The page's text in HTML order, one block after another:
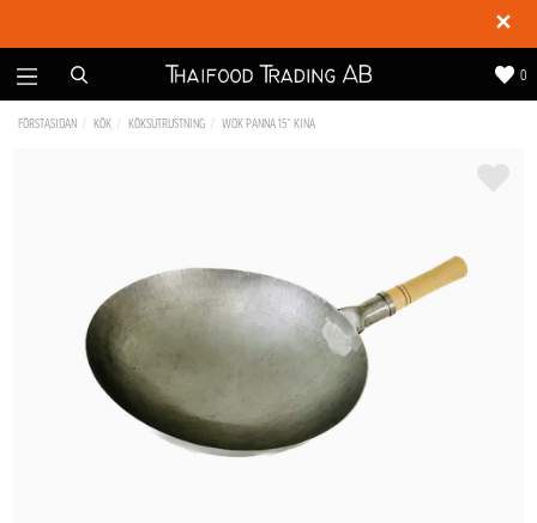
✕
0
FÖRSTASIDAN KÖK KÖKSUTRUSTNING WOK PANNA 15" KINA